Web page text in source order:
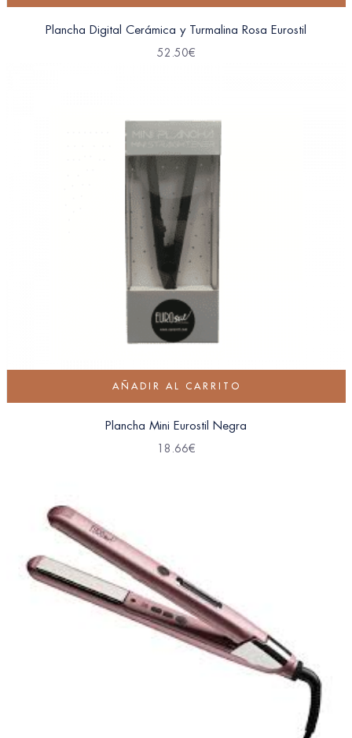
Plancha Digital Cerámica y Turmalina Rosa Eurostil
52.50€
AÑADIR AL CARRITO
Plancha Mini Eurostil Negra
18.66€